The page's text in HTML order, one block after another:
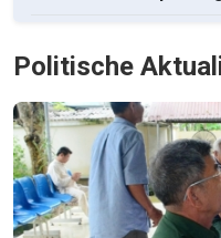
Alle
Politische